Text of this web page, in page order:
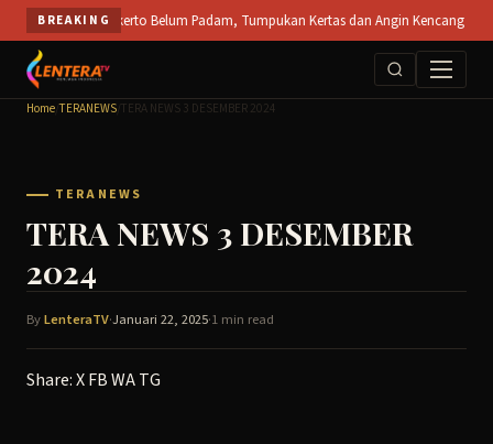
Skip
to
content
BREAKING
PT SPS Mojokerto Belum Padam, Tumpukan Kertas dan Angin Kencang
Home /TERANEWS TERA NEWS 3 DESEMBER 2024
TERANEWS
TERA NEWS 3 DESEMBER
2024
ByLenteraTV·Januari 22, 2025·1 min read
Share:XFBWATG